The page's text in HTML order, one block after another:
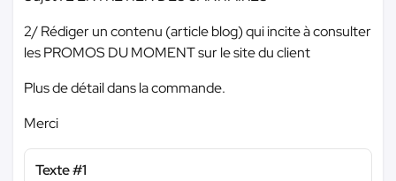
2/ Rédiger un contenu (article blog) qui incite à consulter
les PROMOS DU MOMENT sur le site du client
Plus de détail dans la commande.
Merci
Texte #1